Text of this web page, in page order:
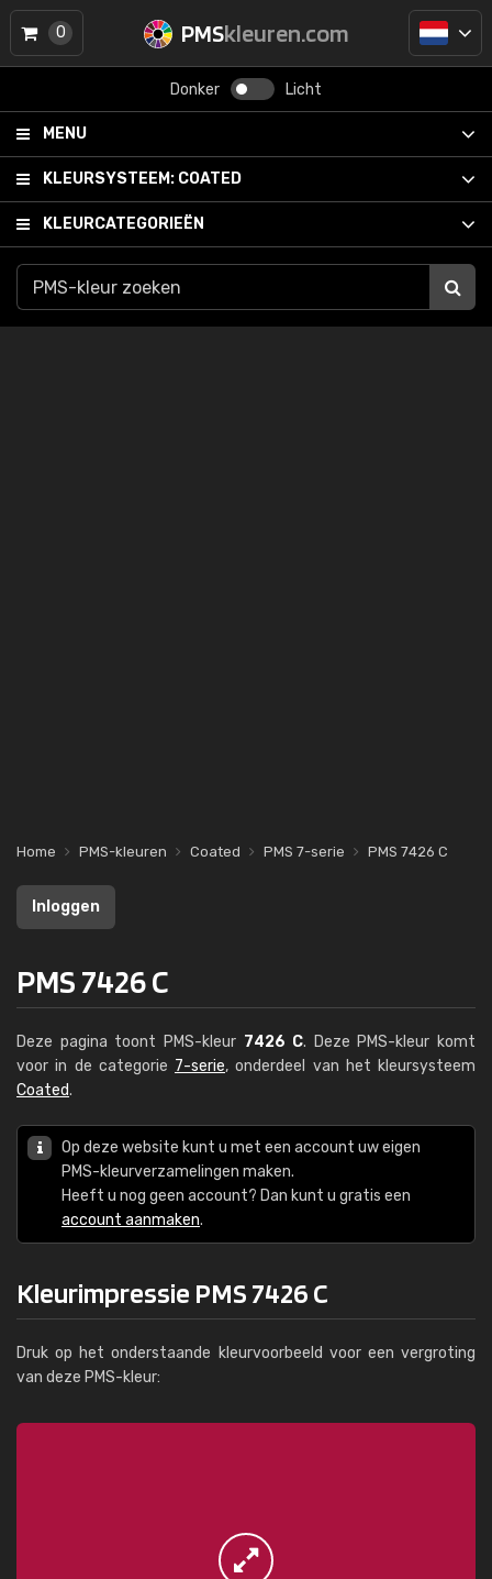
PMSkleuren.com
Donker Licht
MENU
KLEURSYSTEEM: COATED
KLEURCATEGORIEËN
0
Home PMS-kleuren Coated PMS 7-serie PMS 7426 C
Inloggen
PMS 7426 C
Deze pagina toont PMS-kleur 7426 C. Deze PMS-kleur komt
voor in de categorie 7-serie, onderdeel van het kleursysteem
Coated.
Op deze website kunt u met een account uw eigen
PMS-kleurverzamelingen maken.
Heeft u nog geen account? Dan kunt u gratis een
account aanmaken.
Kleurimpressie PMS 7426 C
Druk op het onderstaande kleurvoorbeeld voor een vergroting
van deze PMS-kleur: